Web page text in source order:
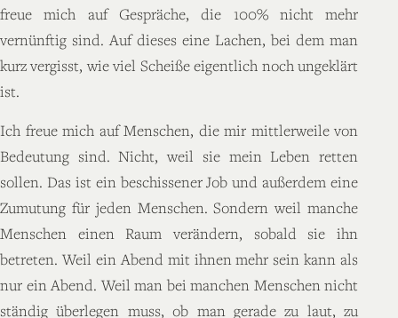
freue mich auf Gespräche, die 100% nicht mehr
vernünftig sind. Auf dieses eine Lachen, bei dem man
kurz vergisst, wie viel Scheiße eigentlich noch ungeklärt
ist.
Ich freue mich auf Menschen, die mir mittlerweile von
Bedeutung sind. Nicht, weil sie mein Leben retten
sollen. Das ist ein beschissener Job und außerdem eine
Zumutung für jeden Menschen. Sondern weil manche
Menschen einen Raum verändern, sobald sie ihn
betreten. Weil ein Abend mit ihnen mehr sein kann als
nur ein Abend. Weil man bei manchen Menschen nicht
ständig überlegen muss, ob man gerade zu laut, zu